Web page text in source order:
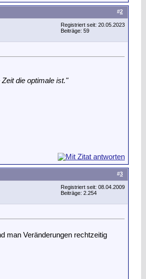
#2
Registriert seit: 20.05.2023
Beiträge: 59
die optimale ist."
#3
Registriert seit: 08.04.2009
Beiträge: 2.254
man Veränderungen rechtzeitig